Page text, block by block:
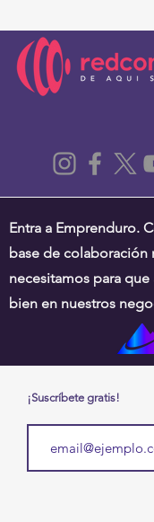
Entra a Emprenduro.
base de colaboración
necesitamos para que
bien en nuestros
¡Suscríbete gratis!